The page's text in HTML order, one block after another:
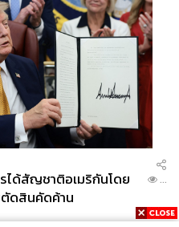
253
AUTHOR
ชา
บรู้เรื่องเกี่ยวกับวิทยาศาสตร์
หลากหลายมิติ กับในคอลัมน์ที่
เมื่อสิบกว่าปีที่แล้วในชื่อ
ได้สัญชาติอเมริกันโดย
ดสินคัดค้าน
...